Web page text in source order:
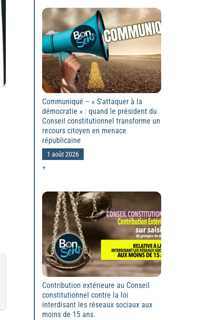
Communiqué – « S’attaquer à la
démocratie » : quand le président du
Conseil constitutionnel transforme un
recours citoyen en menace
républicaine
1 août 2026
+
Contribution extérieure au Conseil
constitutionnel contre la loi
interdisant les réseaux sociaux aux
moins de 15 ans.